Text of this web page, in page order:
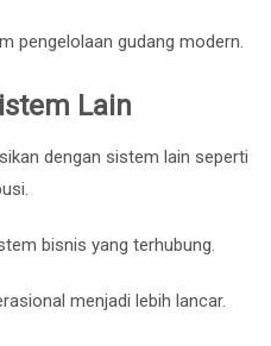
pengelolaan gudang modern.
Lain
dengan sistem lain seperti
bisnis yang terhubung.
menjadi lebih lancar.